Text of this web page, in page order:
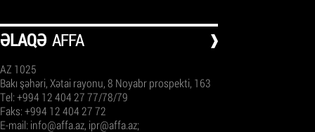
ƏLAQƏ AFFA
AZ 1025
Bakı şəhəri, Xətai rayonu, 8 Noyabr prospekti, 163
Tel: +994 12 404 27 77/78/79
Faks: +994 12 404 27 72
E-mail: info@affa.az, ipr@affa.az;